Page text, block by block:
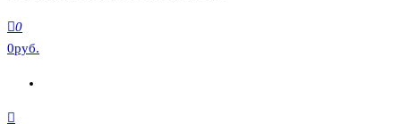
0
0руб.